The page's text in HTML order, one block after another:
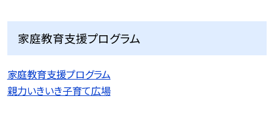
家庭教育支援プログラム
家庭教育支援プログラム
親力いきいき子育て広場